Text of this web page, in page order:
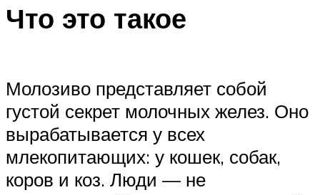
Что это такое
Молозиво представляет собой
густой секрет молочных желез. Оно
вырабатывается у всех
млекопитающих: у кошек, собак,
коров и коз. Люди — не